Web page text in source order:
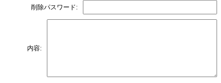
削除パスワード:
内容: